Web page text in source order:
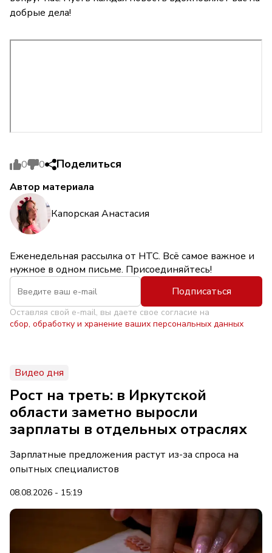
добрые дела!
0 0 Поделиться
Автор материала
Капорская Анастасия
Еженедельная рассылка от НТС. Всё самое важное и
нужное в одном письме. Присоединяйтесь!
Подписаться
Оставляя свой e-mail, вы даете свое согласие на
сбор, обработку и хранение ваших персональных данных
Видео дня
Рост на треть: в Иркутской
области заметно выросли
зарплаты в отдельных отраслях
Зарплатные предложения растут из-за спроса на
опытных специалистов
08.08.2026 - 15:19